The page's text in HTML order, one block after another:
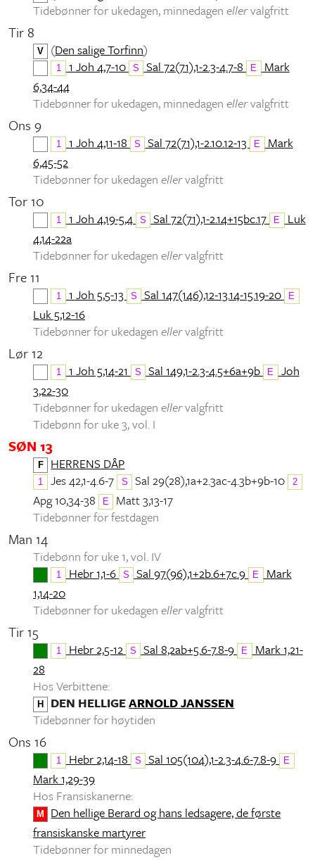
Tidebønner for ukedagen, minnedagen ellervalgfritt
Tir 8
V (Den salige Torfinn)
1 1 Joh 4,7-10 S Sal 72(71),1-2.3-4.7-8 E Mark
6,34-44
Tidebønner for ukedagen, minnedagen ellervalgfritt
Ons 9
1 1 Joh 4,11-18 S Sal 72(71),1-2.10.12-13 E Mark
6,45-52
Tidebønner for ukedagen ellervalgfritt
Tor 10
1 1 Joh 4,19-5,4 S Sal 72(71),1-2.14+15bc.17 E Luk
4,14-22a
Tidebønner for ukedagen ellervalgfritt
Fre 11
1 1 Joh 5,5-13 S Sal 147(146),12-13.14-15.19-20 E
Luk 5,12-16
Tidebønner for ukedagen ellervalgfritt
Lør 12
1 1 Joh 5,14-21 S Sal 149,1-2.3-4.5+6a+9b E Joh
3,22-30
Tidebønner for ukedagen ellervalgfritt
Tidebønn for uke 3, vol. I
SØN 13
F HERRENS DÅP
1 Jes 42,1-4.6-7 S Sal 29(28),1a+2.3ac-4.3b+9b-10 2
Apg 10,34-38 E
Matt 3,13-17
Tidebønner for festdagen
Man 14
Tidebønn for uke 1, vol. IV
1 Hebr 1,1-6 S Sal 97(96),1+2b.6+7c.9 E Mark
1,14-20
Tidebønner for ukedagen ellervalgfritt
Tir 15
1 Hebr 2,5-12 S Sal 8,2ab+5.6-7.8-9 E Mark 1,21-
28
Hos Verbittene:
H DEN HELLIGEARNOLD JANSSEN
Tidebønner for høytiden
Ons 16
1 Hebr 2,14-18 S Sal 105(104),1-2.3-4.6-7.8-9 E
Mark 1,29-39
Hos Fransiskanerne:
M
Den hellige Berard og hans ledsagere, de første
fransiskanske martyrer
Tidebønner for minnedagen